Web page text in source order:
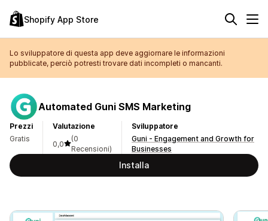
Shopify App Store
Lo sviluppatore di questa app deve aggiornare le informazioni
pubblicate, perciò potresti trovare dati incompleti o mancanti.
Automated Guni SMS Marketing
Prezzi
Gratis
Valutazione
0,0
(0
Recensioni)
Sviluppatore
Guni - Engagement and Growth for
Businesses
Installa